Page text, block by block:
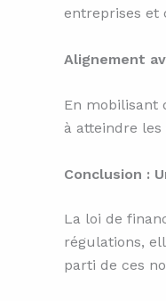
entreprises et
Alignement
En mobilisant
à atteindre
Conclusion :
La loi de
régulations,
parti de ces